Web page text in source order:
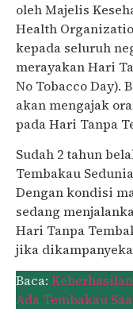
oleh Majelis
Health
kepada seluruh
merayakan Hari
No Tobacco Day).
akan mengajak
pada Hari Tanpa
Sudah 2 tahun
Tembakau
Dengan kondisi
sedang
Hari Tanpa
jika
Baca:
Ada Tembakau